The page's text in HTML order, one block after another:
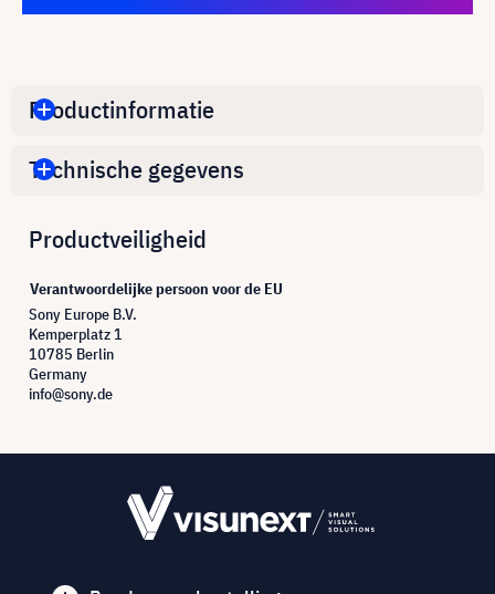
Productinformatie
Technische gegevens
Productveiligheid
Verantwoordelijke persoon voor de EU
Sony Europe B.V.
Kemperplatz 1
10785 Berlin
Germany
info@sony.de